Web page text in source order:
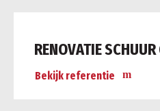
RENOVATIE
Bekijk referentie